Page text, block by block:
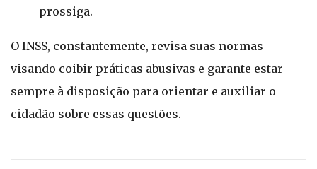
prossiga.
O INSS, constantemente, revisa suas normas
visando coibir práticas abusivas e garante estar
sempre à disposição para orientar e auxiliar o
cidadão sobre essas questões.